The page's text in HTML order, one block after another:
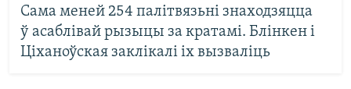
Сама меней 254 палітвязьні знаходзяцца
ў асаблівай рызыцы за кратамі. Блінкен і
Ціханоўская заклікалі іх вызваліць